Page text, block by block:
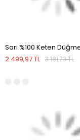
2.499,97 TL 3.181,73 TL